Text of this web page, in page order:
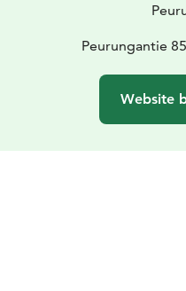
Peurungantie
Website